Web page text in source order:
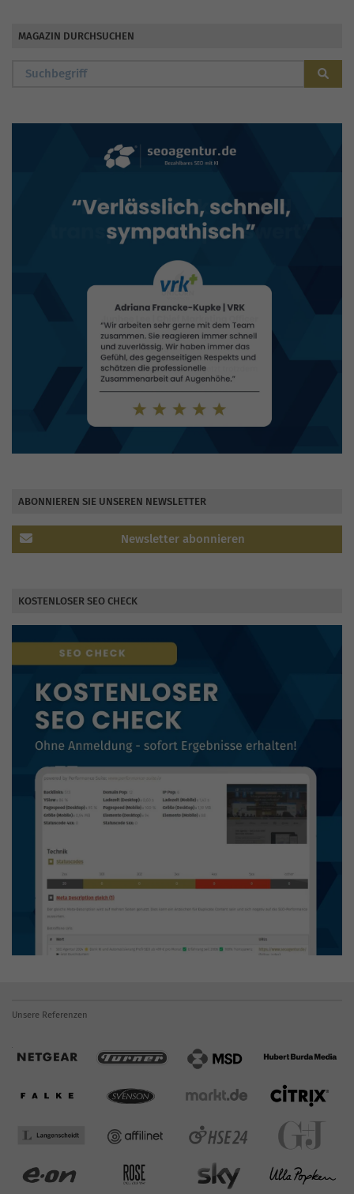
MAGAZIN DURCHSUCHEN
ABONNIEREN SIE UNSEREN NEWSLETTER
Newsletter abonnieren
KOSTENLOSER SEO CHECK
Unsere Referenzen